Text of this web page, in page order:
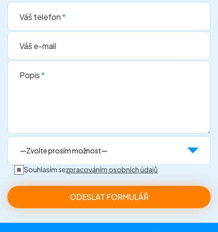
Váš telefon*
Váš e-mail
Popis*
Souhlasím sezpracováním osobních údajů